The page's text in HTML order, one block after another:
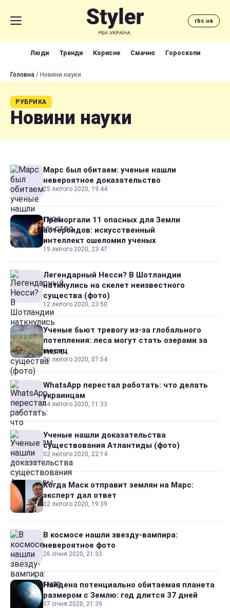
rbc.ua
Люди Тренди Корисне Смачно Гороскопи
Головна / Новини науки
РУБРИКА
Новини науки
Марс был обитаем: ученые нашли
невероятное доказательство
25 лютого 2020, 19:44
Проморгали 11 опасных для Земли
астероидов: искусственный
интеллект ошеломил ученых
19 лютого 2020, 23:47
Легендарный Несси? В Шотландии
наткнулись на скелет неизвестного
существа (фото)
12 лютого 2020, 23:50
Ученые бьют тревогу из-за глобального
потепления: леса могут стать озерами за
месяц
06 лютого 2020, 07:54
WhatsApp перестал работать: что делать
украинцам
04 лютого 2020, 11:33
Ученые нашли доказательства
существования Атлантиды (фото)
02 лютого 2020, 22:14
Когда Маск отправит землян на Марс:
эксперт дал ответ
02 лютого 2020, 19:39
В космосе нашли звезду-вампира:
невероятное фото
26 січня 2020, 21:33
Найдена потенциально обитаемая планета
размером с Землю: год длится 37 дней
07 січня 2020, 21:39